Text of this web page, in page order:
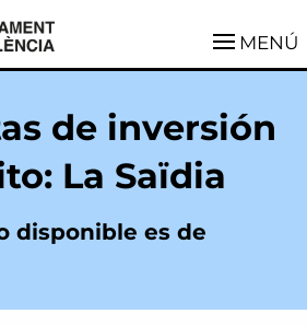
MENÚ
de inversión
La Saïdia
disponible es de